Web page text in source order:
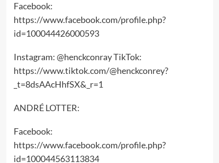
Facebook:
https://www.facebook.com/profile.php?
id=100044426000593
Instagram: @henckconray TikTok:
https://www.tiktok.com/@henckconrey?
_t=8dsAAcHhfSX&_r=1
ANDRÉ LOTTER:
Facebook:
https://www.facebook.com/profile.php?
id=100044563113834